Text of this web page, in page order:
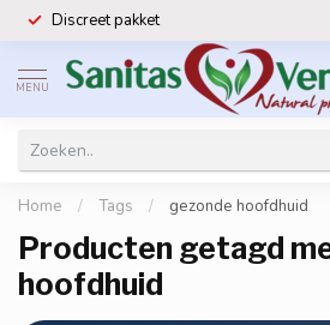
Discreet pakket
MENU
Home / Tags / gezonde hoofdhuid
Producten getagd
hoofdhuid